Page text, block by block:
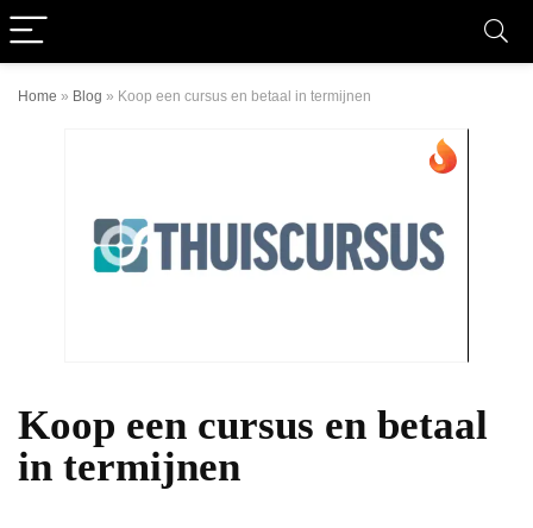
Home » Blog » Koop een cursus en betaal in termijnen
Koop een cursus en betaal
in termijnen